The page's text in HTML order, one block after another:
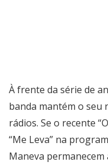
À frente da série de
banda mantém o seu
rádios. Se o recente
“Me Leva” na
Maneva